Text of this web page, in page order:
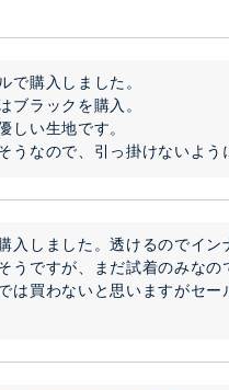
で購入しました。
ブラックを購入。
しい生地です。
うなので、引っ掛けないよう
入しました。透けるのでイ
うですが、まだ試着のみな
は買わないと思いますがセー